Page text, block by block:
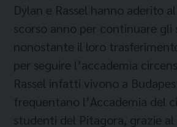
Dylan e Rassel hanno aderito
scorso anno per continuare gli
nonostante il loro
per seguire l’accademia
Rassel infatti vivono a
frequentano l’Accademia del
studenti del Pitagora, grazie